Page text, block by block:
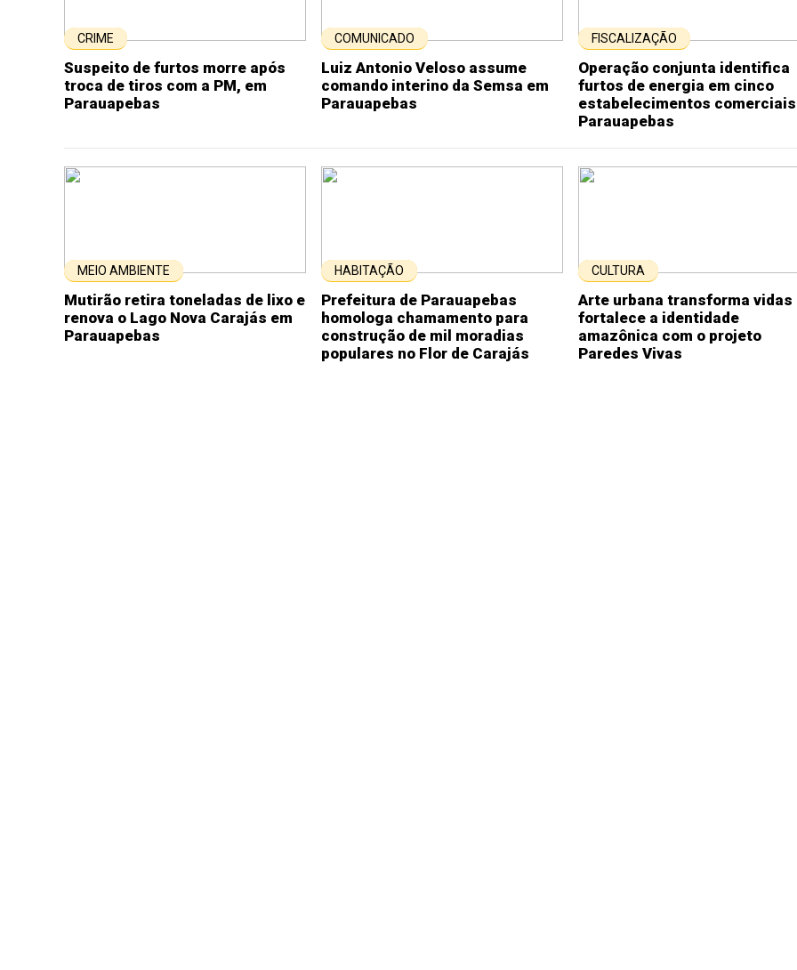
CRIME
Suspeito de furtos morre após
troca de tiros com a PM, em
Parauapebas
COMUNICADO
Luiz Antonio Veloso assume
comando interino da Semsa em
Parauapebas
FISCALIZAÇÃO
Operação conjunta identifica
furtos de energia em cinco
estabelecimentos
Parauapebas
MEIO AMBIENTE
Mutirão retira toneladas de lixo e
renova o Lago Nova Carajás em
Parauapebas
HABITAÇÃO
Prefeitura de Parauapebas
homologa chamamento para
construção de mil moradias
populares no Flor de Carajás
CULTURA
Arte urbana transforma vidas
fortalece a identidade
amazônica com o projeto
Paredes Vivas